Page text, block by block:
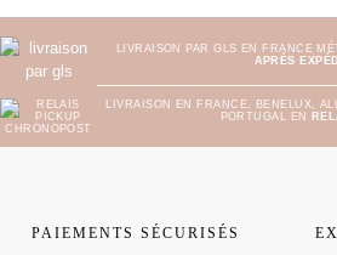
LIVRAISON PAR GLS EN FRANCE
APRÈS
LIVRAISON EN FRANCE, BENELUX,
PORTUGAL EN
PAIEMENTS SÉCURISÉS